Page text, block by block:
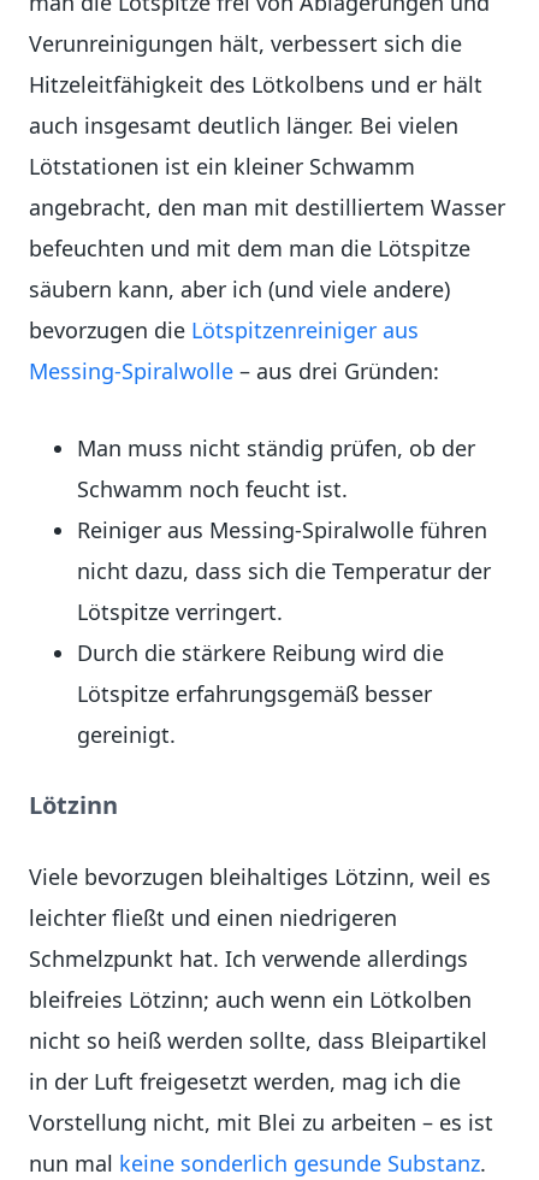
Verunreinigungen hält, verbessert sich die
Hitzeleitfähigkeit des Lötkolbens und er hält
auch insgesamt deutlich länger. Bei vielen
Lötstationen ist ein kleiner Schwamm
angebracht, den man mit destilliertem Wasser
befeuchten und mit dem man die Lötspitze
säubern kann, aber ich (und viele andere)
bevorzugen die Lötspitzenreiniger aus
Messing-Spiralwolle – aus drei Gründen:
Man muss nicht ständig prüfen, ob der
Schwamm noch feucht ist.
Reiniger aus Messing-Spiralwolle führen
nicht dazu, dass sich die Temperatur der
Lötspitze verringert.
Durch die stärkere Reibung wird die
Lötspitze erfahrungsgemäß besser
gereinigt.
Lötzinn
Viele bevorzugen bleihaltiges Lötzinn, weil es
leichter fließt und einen niedrigeren
Schmelzpunkt hat. Ich verwende allerdings
bleifreies Lötzinn; auch wenn ein Lötkolben
nicht so heiß werden sollte, dass Bleipartikel
in der Luft freigesetzt werden, mag ich die
Vorstellung nicht, mit Blei zu arbeiten – es ist
nun mal keine sonderlich gesunde Substanz.